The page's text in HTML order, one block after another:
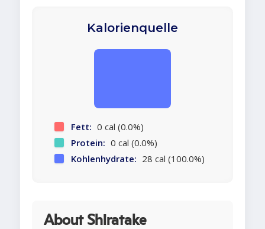
Kalorienquelle
Fett: 0 cal (0.0%)
Protein: 0 cal (0.0%)
Kohlenhydrate: 28 cal (100.0%)
About Shiratake